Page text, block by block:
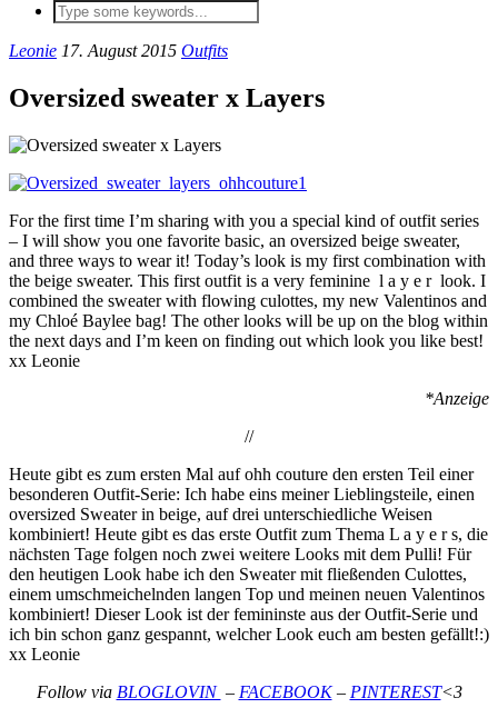
Leonie 17. August 2015 Outfits
Oversized sweater x Layers
For the first time I’m sharing with you a special kind of outfit series
– I will show you one favorite basic, an oversized beige sweater,
and three ways to wear it! Today’s look is my first combination with
the beige sweater. This first outfit is a very feminine l a y e r look. I
combined the sweater with flowing culottes, my new Valentinos and
my Chloé Baylee bag! The other looks will be up on the blog within
the next days and I’m keen on finding out which look you like best!
xx Leonie
*Anzeige
//
Heute gibt es zum ersten Mal auf ohh couture den ersten Teil einer
besonderen Outfit-Serie: Ich habe eins meiner Lieblingsteile, einen
oversized Sweater in beige, auf drei unterschiedliche Weisen
kombiniert! Heute gibt es das erste Outfit zum Thema L a y e r s, die
nächsten Tage folgen noch zwei weitere Looks mit dem Pulli! Für
den heutigen Look habe ich den Sweater mit fließenden Culottes,
einem umschmeichelnden langen Top und meinen neuen Valentinos
kombiniert! Dieser Look ist der femininste aus der Outfit-Serie und
ich bin schon ganz gespannt, welcher Look euch am besten gefällt!:)
xx Leonie
Follow via BLOGLOVIN – FACEBOOK– PINTEREST<3